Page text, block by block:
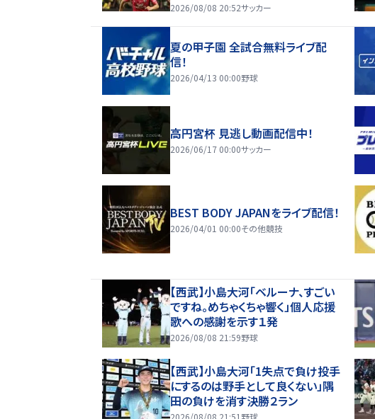
2026/08/08 20:52サッカー
夏の甲子園 全試合無料ライブ配
信！
2026/04/13 00:00野球
高円宮杯 見逃し動画配信中！
2026/06/17 00:00サッカー
BEST BODY JAPANをライブ配信！
2026/04/01 00:00その他競技
【西武】小島大河「ベルーナ、すごい
ですね。めちゃくちゃ響く」個人応援
歌への感謝を示す１発
2026/08/08 21:59野球
【西武】小島大河「1失点で負け投手
にするのは野手として良くない」隅
田の負けを消す決勝２ラン